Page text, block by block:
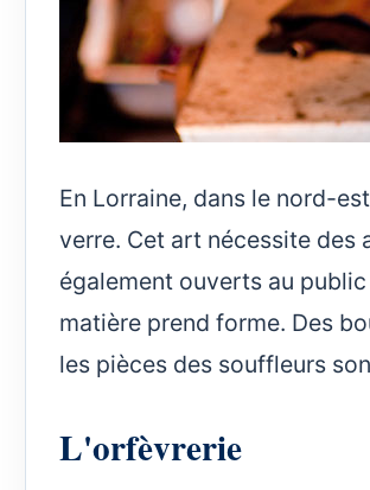
En Lorraine, dans le nord-
verre. Cet art nécessite des
également ouverts au
matière prend forme. Des
les pièces des souffleurs
L'orfèvrerie